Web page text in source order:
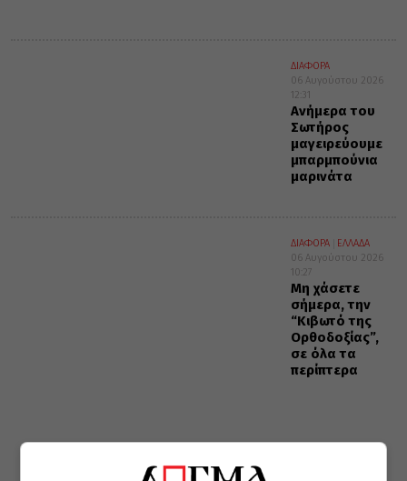
ΔΙΑΦΟΡΑ
06 Αυγούστου 2026
12:31
Ανήμερα του
Σωτήρος
μαγειρεύουμε
μπαρμπούνια
μαρινάτα
ΔΙΑΦΟΡΑ
ΕΛΛΑΔΑ
06 Αυγούστου 2026
10:27
Μη χάσετε
σήμερα, την
“Κιβωτό της
Ορθοδοξίας”,
σε όλα τα
περίπτερα